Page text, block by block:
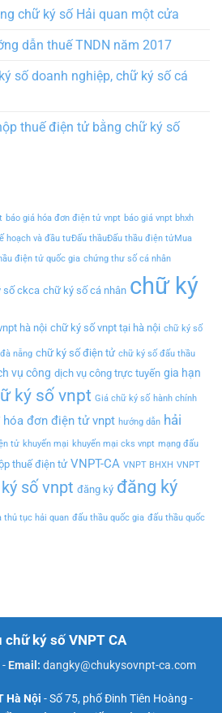
chữ ký số Hải quan một cửa
dẫn thuế TNDN năm 2017
số doanh nghiệp, chữ ký số cá
thuế điện tử bằng chữ ký số
báo giá hóa đơn điện tử vnpt báo giá vnpt bhxh
hoạch và đầu tưĐấu thầuĐấu thầu điện tửMua
điện tử quốc gia chứng thư số cá nhân
số ckca chữ ký số cá nhân chữ ký
hà nội chữ ký số vnpt tại hà nội chữ ký số
nẵng chữ ký số điện tử chữ ký số đấu thầu
vụ công dịch vụ công trực tuyến gia hạn
ký số vnpt Giá chữ ký số hành chính
hóa đơn điện tử vnpt hướng dẫn hải
tử khuyến mại khuyến mại cks vnpt mạng đấu
thuế điện tử VNPT-CA VNPT BHXH VNPT
số vnpt đăng ký đăng ký
thủ tục hải quan đấu thầu quốc gia đấu thầu quốc
chữ ký số VNPT CA
- Email: dangky@chukysovnpt-ca.com
Hà Nội - Số 75, phố Đinh Tiên Hoàng -